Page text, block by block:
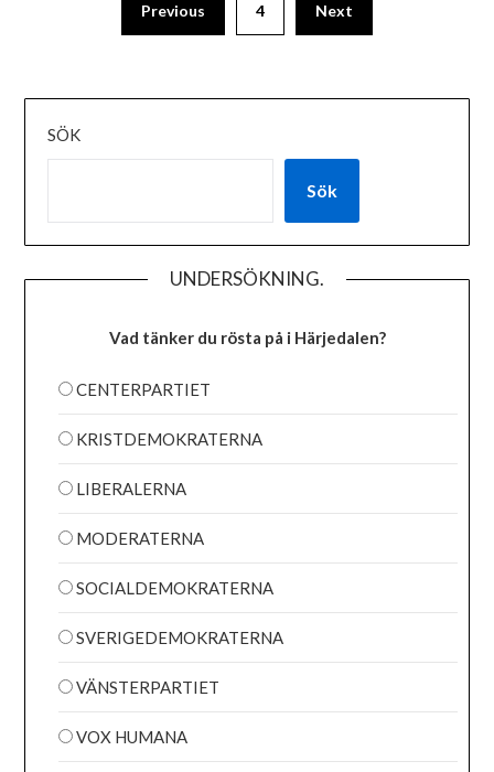
Previous 4 Next
SÖK
Sök
UNDERSÖKNING.
Vad tänker du rösta på i Härjedalen?
CENTERPARTIET
KRISTDEMOKRATERNA
LIBERALERNA
MODERATERNA
SOCIALDEMOKRATERNA
SVERIGEDEMOKRATERNA
VÄNSTERPARTIET
VOX HUMANA